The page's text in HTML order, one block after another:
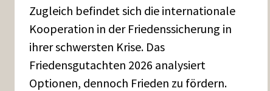
Zugleich befindet sich die internationale
Kooperation in der Friedenssicherung in
ihrer schwersten Krise. Das
Friedensgutachten 2026 analysiert
Optionen, dennoch Frieden zu fördern.